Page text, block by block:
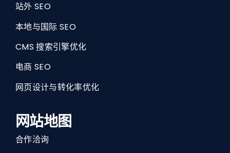
站外 SEO
本地与国际 SEO
CMS 搜索引擎优化
电商 SEO
网页设计与转化率优化
网站地图
合作洽询